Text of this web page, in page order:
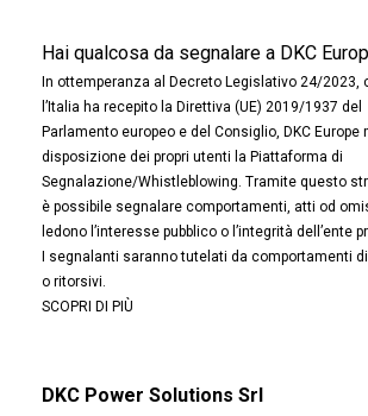
Hai qualcosa da segnalare a DKC
In ottemperanza al Decreto Legislativo 24/2023,
l’Italia ha recepito la Direttiva (UE) 2019/1937 del
Parlamento europeo e del Consiglio, DKC Europe
disposizione dei propri utenti la Piattaforma di
Segnalazione/Whistleblowing. Tramite questo
è possibile segnalare comportamenti, atti od
ledono l’interesse pubblico o l’integrità dell’ente
I segnalanti saranno tutelati da comportamenti
o ritorsivi.
SCOPRI DI PIÙ
DKC Power Solutions Srl